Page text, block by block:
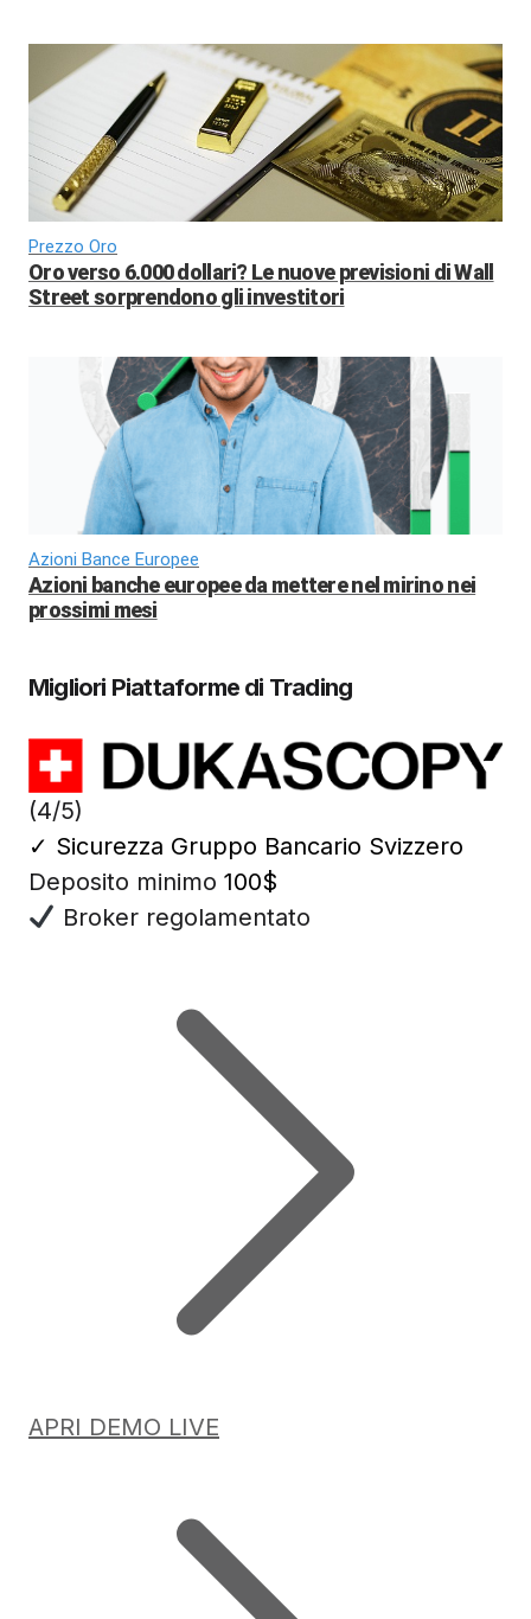
Prezzo Oro
Oro verso 6.000 dollari? Le nuove previsioni di Wall
Street sorprendono gli investitori
Azioni Bance Europee
Azioni banche europee da mettere nel mirino nei
prossimi mesi
Migliori Piattaforme di Trading
(4/5)
✓ Sicurezza Gruppo Bancario Svizzero
Deposito minimo 100$
Broker regolamentato
APRI DEMO LIVE